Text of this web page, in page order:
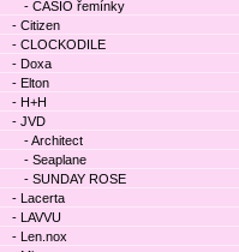
- CASIO řemínky
- Citizen
- CLOCKODILE
- Doxa
- Elton
- H+H
- JVD
- Architect
- Seaplane
- SUNDAY ROSE
- Lacerta
- LAVVU
- Len.nox